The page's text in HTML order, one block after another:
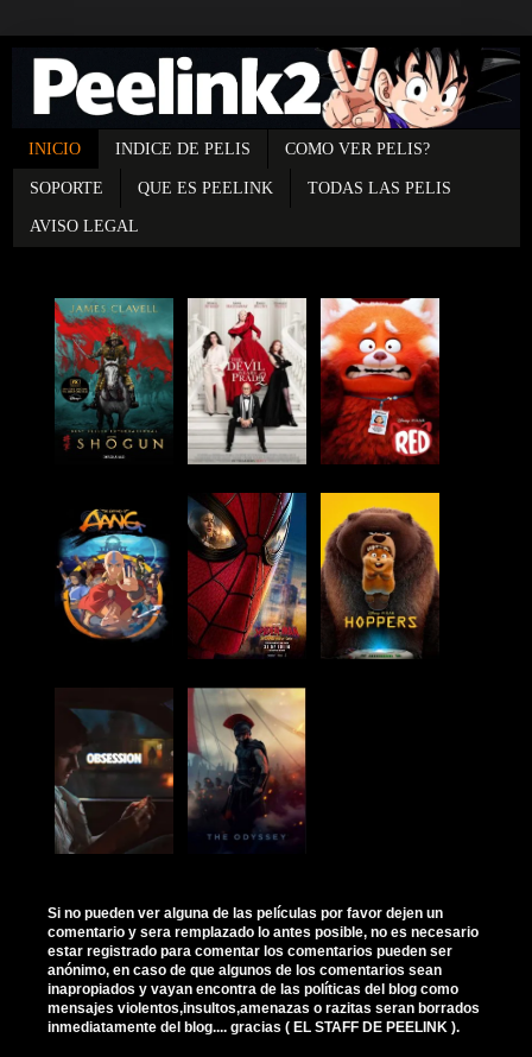
INICIO INDICE DE PELIS COMO VER PELIS?
SOPORTE QUE ES PEELINK TODAS LAS PELIS
AVISO LEGAL
Si no pueden ver alguna de las películas por favor dejen un
comentario y sera remplazado lo antes posible, no es necesario
estar registrado para comentar los comentarios pueden ser
anónimo, en caso de que algunos de los comentarios sean
inapropiados y vayan encontra de las políticas del blog como
mensajes violentos,insultos,amenazas o razitas seran borrados
inmediatamente del blog.... gracias ( EL STAFF DE PEELINK ).